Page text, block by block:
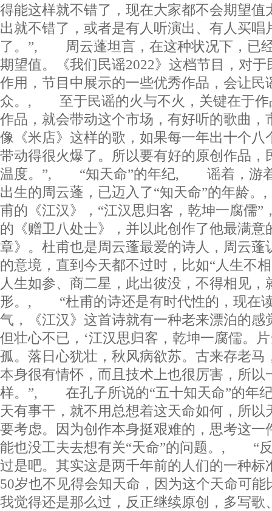
得能这样就不错了，现在大家都不会期望值
出就不错了，或者是有人听演出、有人买唱
了。”, 周云蓬坦言，在这种状况下，已
期望值。《我们民谣2022》这档节目，对
作用，节目中展示的一些优秀作品，会让民
众。, 至于民谣的火与不火，关键在于作
作品，就会带动这个市场，有好听的歌曲，
像《米店》这样的歌，如果每一年出十个八
带动得很火爆了。所以要有好的原创作品，
温度。”, “知天命”的年纪, 谣着，游
出生的周云蓬，已迈入了“知天命”的年
甫的《江汉》，“江汉思归客，乾坤一腐儒”
的《赠卫八处士》，并以此创作了他最满意
章》。杜甫也是周云蓬最爱的诗人，周云蓬
的意境，直到今天都不过时，比如“人生不
人生如参、商二星，此出彼没，不得相见，
形。, “杜甫的诗还是有时代性的，现在
气，《江汉》这首诗就有一种老来漂泊的感
但壮心不已，‘江汉思归客，乾坤一腐儒。
孤。落日心犹壮，秋风病欲苏。古来存老马
本身很有情怀，而且技术上也很厉害，所以
样。”, 在孔子所说的“五十知天命”的年
天有事干，就不用总想着这天命如何，所以
要考虑。因为创作本身挺艰难的，思考这一
能也没工夫去想有关“天命”的问题。, “
过是吧。其实这是两千年前的人们的一种标
50岁也不见得会知天命，因为这个天命可
我觉得还是那么过，反正继续原创，多